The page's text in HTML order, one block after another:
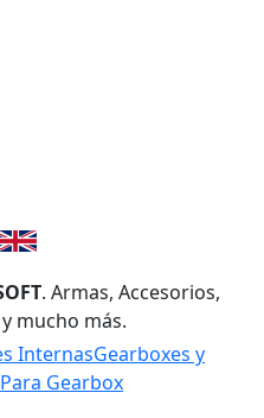
. Armas, Accesorios,
mucho más.
InternasGearboxes y
Gearbox